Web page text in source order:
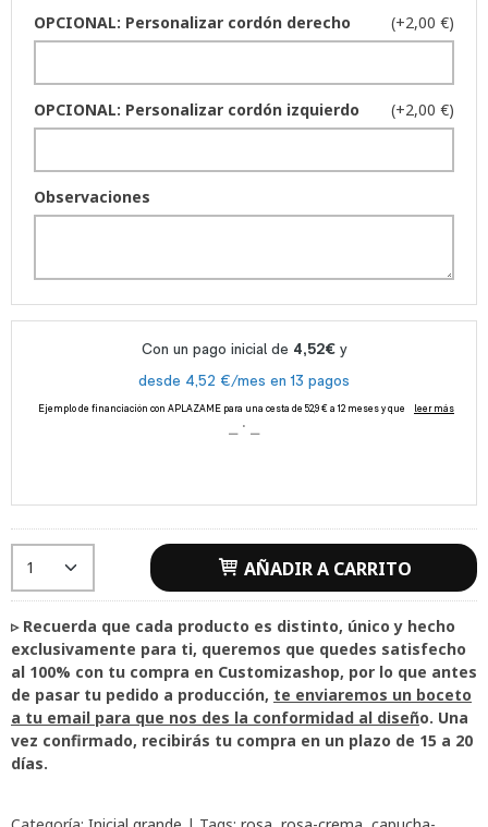
OPCIONAL: Personalizar cordón derecho
(+2,00 €)
OPCIONAL: Personalizar cordón izquierdo (+2,00 €)
Observaciones
AÑADIR A CARRITO
▹ Recuerda que cada producto es distinto, único y hecho
exclusivamente para ti, queremos que quedes satisfecho
al 100% con tu compra en Customizashop, por lo que antes
de pasar tu pedido a producción, te enviaremos un boceto
a tu email para que nos des la conformidad al diseño. Una
vez confirmado, recibirás tu compra en un plazo de 15 a 20
días.